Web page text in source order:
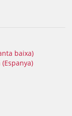
baixa)